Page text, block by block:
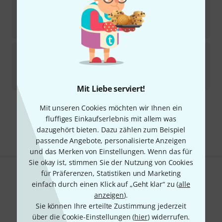
Mit Liebe serviert!
Mit unseren Cookies möchten wir Ihnen ein
fluffiges Einkaufserlebnis mit allem was
dazugehört bieten. Dazu zählen zum Beispiel
passende Angebote, personalisierte Anzeigen
und das Merken von Einstellungen. Wenn das für
Sie okay ist, stimmen Sie der Nutzung von Cookies
für Präferenzen, Statistiken und Marketing
einfach durch einen Klick auf „Geht klar“ zu (alle
anzeigen).
Sie können Ihre erteilte Zustimmung jederzeit
über die Cookie-Einstellungen (hier) widerrufen.
Sofort lieferbar
€
UVP: 1.449 €
5150 DX Baked Maple PC B-Stock
Kostenloser Versand ab 29 €
Alle Preise inkl. MwSt.
Gefällt Ihnen, was Sie sehen?
Hilfe & Feedback